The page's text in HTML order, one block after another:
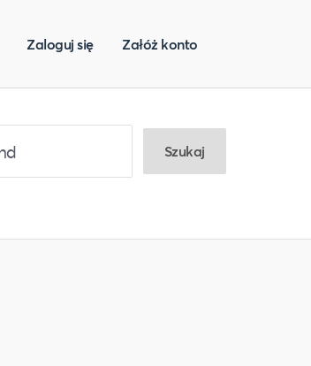
Zaloguj się Załóż konto
Szukaj